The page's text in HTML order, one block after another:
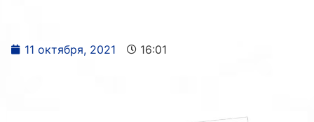
11 октября, 2021 16:01